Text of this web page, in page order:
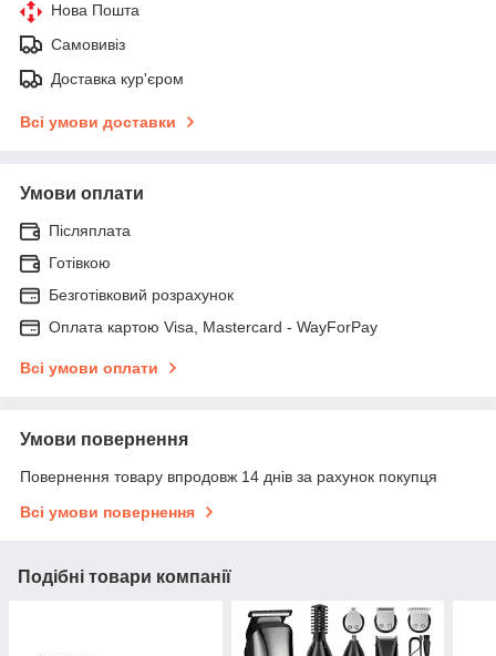
Нова Пошта
Самовивіз
Доставка кур'єром
Всі умови доставки
Умови оплати
Післяплата
Готівкою
Безготівковий розрахунок
Оплата картою Visa, Mastercard - WayForPay
Всі умови оплати
Умови повернення
Повернення товару впродовж 14 днів за рахунок покупця
Всі умови повернення
Подібні товари компанії